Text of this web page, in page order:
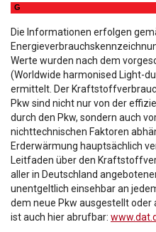
G
Die Informationen erfolgen
Werte wurden nach dem
(Worldwide harmonised Light-
ermittelt. Der
Pkw sind nicht nur von der
durch den Pkw, sondern auch
nichttechnischen Faktoren
Erderwärmung hauptsächlich
Leitfaden über den
aller in Deutschland
unentgeltlich einsehbar an
dem neue Pkw ausgestellt
ist auch hier abrufbar: